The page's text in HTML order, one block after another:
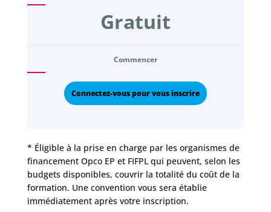
Gratuit
Commencer
Connectez-vous pour vous inscrire
* Éligible à la prise en charge par les organismes de
financement Opco EP et FIFPL qui peuvent, selon les
budgets disponibles, couvrir la totalité du coût de la
formation. Une convention vous sera établie
immédiatement après votre inscription.